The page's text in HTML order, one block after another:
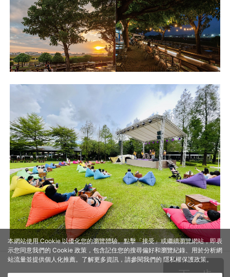
本網站使用 Cookie 以優化您的瀏覽體驗。點擊「接受」或繼續瀏覽網站，即表
示您同意我們的 Cookie 政策，包含記住您的搜尋偏好和瀏覽紀錄、用於分析網
站流量並提供個人化推薦。了解更多資訊，請參閱我們的 隱私權保護政策。